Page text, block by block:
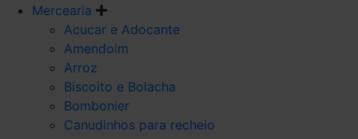
Mercearia
Acucar e Adocante
Amendoim
Arroz
Biscoito e Bolacha
Bombonier
Canudinhos para recheio